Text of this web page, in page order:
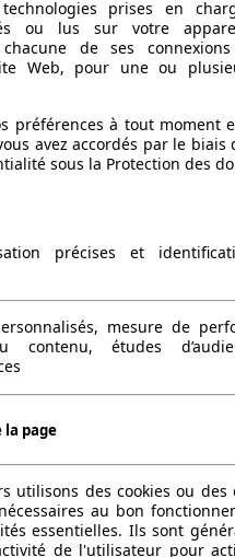
avant
5008 mm
2180 kg
4
5
-
1700 kg
km (komb.)
prises en
ou lus sur votre
de ses
Web, pour une ou
préférences à tout moment
avez accordés par le biais
sous la Protection des
précises et
mesure de
études
page
utilisons des cookies ou des
au bon
essentielles. Ils sont
de l'utilisateur pour